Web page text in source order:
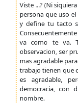
Viste ...? (Ni
persona que uso
y define tu tacto
va como te va.
observacion, ser
mas agradable
trabajo tienen que
es agradable,
democracia, con
nombre.